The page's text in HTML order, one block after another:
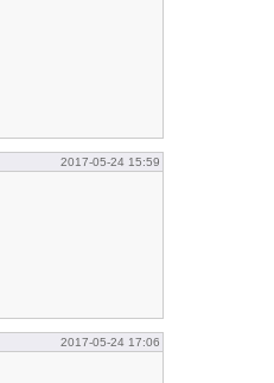
2017-05-24 15:59
2017-05-24 17:06